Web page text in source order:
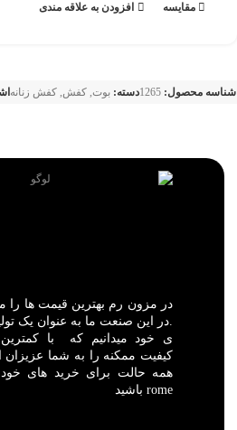
مقايسه افزودن به علاقه مندی
شناسه محصول:1265دسته: بوت کفش کفش زنانه
در مزون رم بهترین قیمت ها را
.در این صنعت ما به عنوان یک
ی خود میدانیم که با کمترین
کیفیت ممکنه را به شما عزیزان
rome باشید